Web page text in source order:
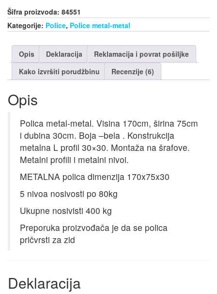
Šifra proizvoda: 84551
Kategorije: Police, Police metal-metal
Opis Deklaracija
Reklamacija i povrat pošiljke
Kako izvršiti porudžbinu
Recenzije (6)
Opis
Polica metal-metal. Visina 170cm, širina 75cm
i dubina 30cm. Boja –bela . Konstrukcija
metalna L profil 30×30. Montaža na šrafove.
Metalni profili i metalni nivoi.
METALNA polica dimenzija 170x75x30
5 nivoa nosivosti po 80kg
Ukupne nosivisti 400 kg
Preporuka proizvođača je da se polica
pričvrsti za zid
Deklaracija